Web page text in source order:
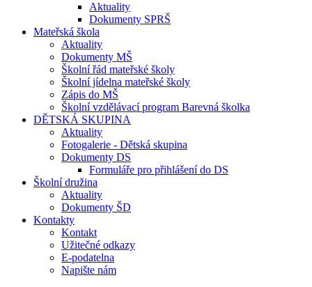
Aktuality
Dokumenty SPRŠ
Mateřská škola
Aktuality
Dokumenty MŠ
Školní řád mateřské školy
Školní jídelna mateřské školy
Zápis do MŠ
Školní vzdělávací program Barevná školka
DĚTSKÁ SKUPINA
Aktuality
Fotogalerie - Dětská skupina
Dokumenty DS
Formuláře pro přihlášení do DS
Školní družina
Aktuality
Dokumenty ŠD
Kontakty
Kontakt
Užitečné odkazy
E-podatelna
Napište nám